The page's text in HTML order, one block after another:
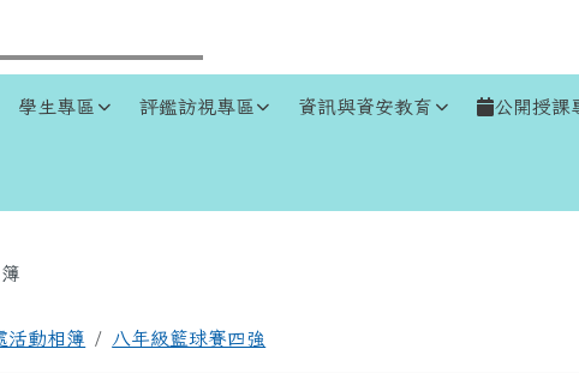
學生專區 評鑑訪視專區 資訊與資安教育 公開授課
區域
活動相簿 八年級籃球賽四強